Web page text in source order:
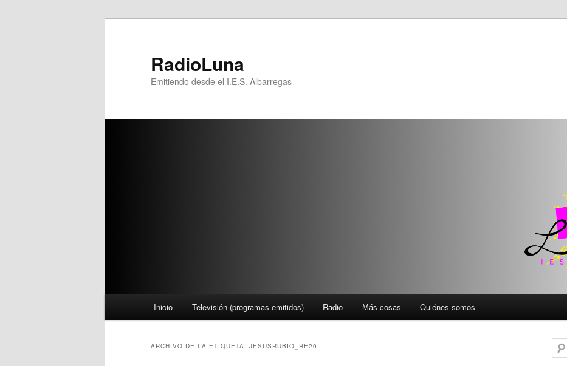
RadioLuna
Emitiendo desde el I.E.S. Albarregas
Inicio Televisión (programas emitidos) Radio Más cosas Quiénes somos
ARCHIVO DE LA ETIQUETA: JESUSRUBIO_RE20
u